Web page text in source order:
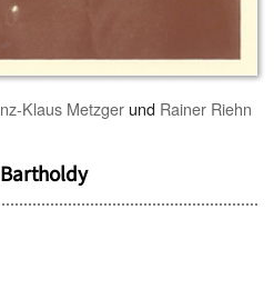
Klaus Metzger und Rainer Riehn